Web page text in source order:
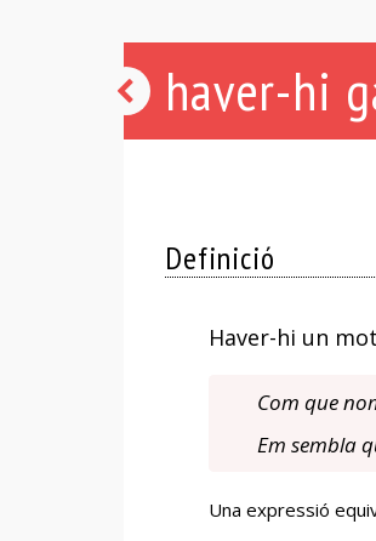
haver-hi
Definició
Haver-hi un
Com que
Em sembla
Una expressió
gat
vell